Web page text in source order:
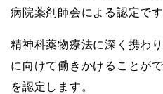
病院薬剤師会による認定です
精神科薬物療法に深く携わ
に向けて働きかけることが
を認定します。